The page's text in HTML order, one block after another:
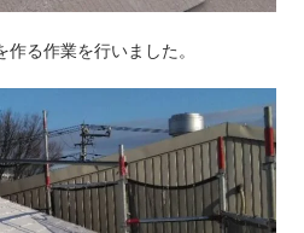
る作業を行いました。